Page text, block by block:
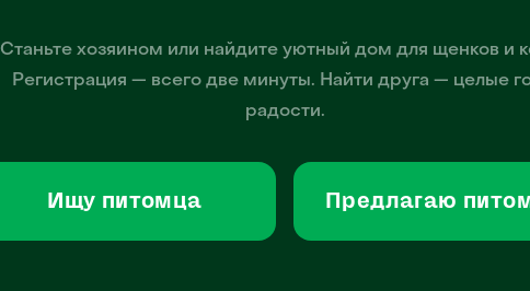
Станьте хозяином или найдите уютный дом для щенков и
Регистрация — всего две минуты. Найти друга — целые
радости.
Ищу питомца Предлагаю